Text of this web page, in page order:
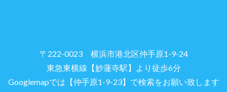
〒222-0023 横浜市港北区仲手原1-9-24
東急東横線【妙蓮寺駅】より徒歩6分
Googlemapでは【仲手原1-9-23】で検索をお願い致します